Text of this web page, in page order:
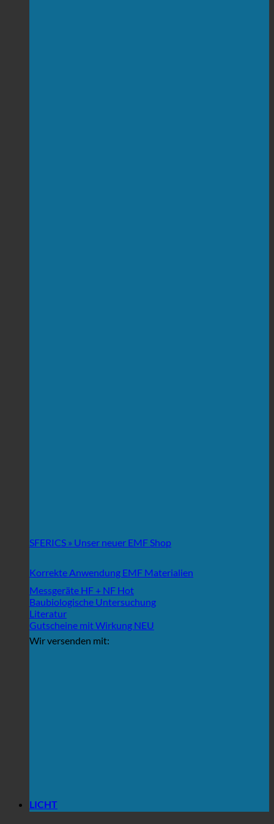
SFERICS » Unser neuer EMF Shop
Korrekte Anwendung EMF Materialien
Messgeräte HF + NF
Baubiologische Untersuchung
Literatur
Gutscheine mit Wirkung
Wir versenden mit:
LICHT